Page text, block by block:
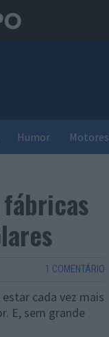
Humor Motores
1 COMENTÁRIO
cada vez mais
E, sem grande